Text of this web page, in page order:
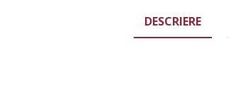
DESCRIERE